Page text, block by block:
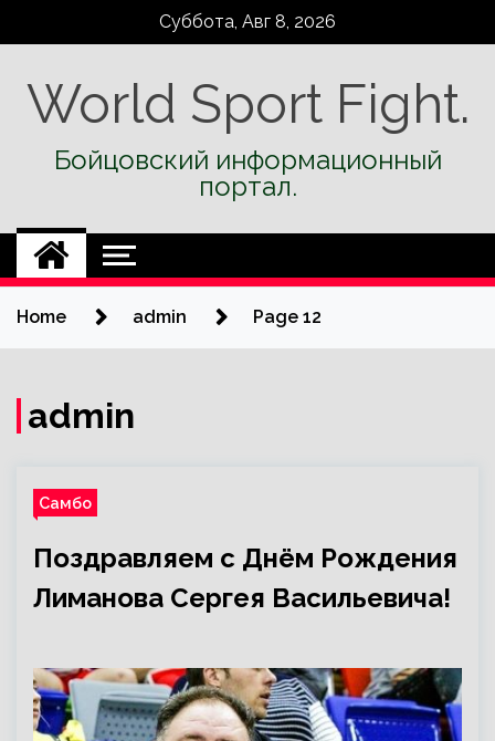
Суббота, Авг 8, 2026
World Sport Fight.
Бойцовский информационный
портал.
Home admin Page 12
admin
Самбо
Поздравляем с Днём Рождения
Лиманова Сергея Васильевича!